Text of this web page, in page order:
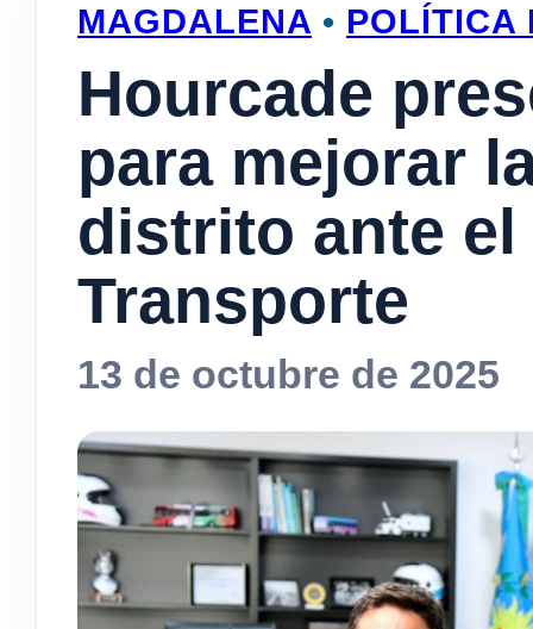
MAGDALENA • POLÍTICA
Hourcade
para mejorar
distrito ante
Transporte
13 de octubre de 2025